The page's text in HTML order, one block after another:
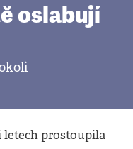
oslabují
prostoupila